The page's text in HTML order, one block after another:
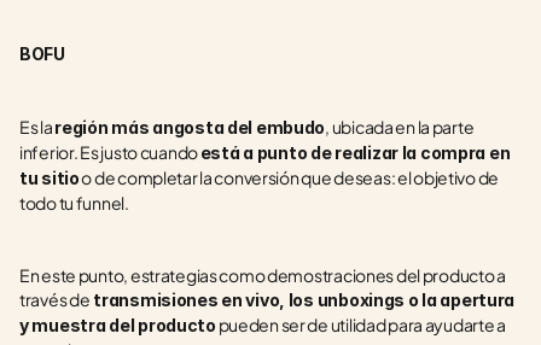
BOFU
Es la región más angosta del embudo, ubicada en la parte
inferior. Es justo cuando está a punto de realizar la compra en
tu sitio o de completar la conversión que deseas: el objetivo de
todo tu funnel.
En este punto, estrategias como demostraciones del producto a
través de transmisiones en vivo, los unboxings o la apertura
y muestra del producto pueden ser de utilidad para ayudarte a